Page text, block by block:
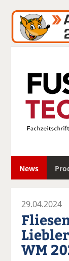
News
29.04.2024
WM